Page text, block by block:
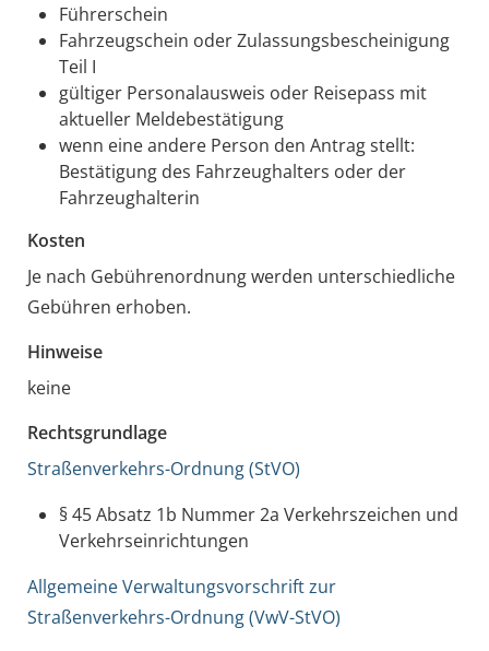
Führerschein
Fahrzeugschein oder Zulassungsbescheinigung
Teil I
gültiger Personalausweis oder Reisepass mit
aktueller Meldebestätigung
wenn eine andere Person den Antrag stellt:
Bestätigung des Fahrzeughalters oder der
Fahrzeughalterin
Kosten
Je nach Gebührenordnung werden unterschiedliche
Gebühren erhoben.
Hinweise
keine
Rechtsgrundlage
Straßenverkehrs-Ordnung (StVO)
§ 45 Absatz 1b Nummer 2a Verkehrszeichen und
Verkehrseinrichtungen
Allgemeine Verwaltungsvorschrift zur
Straßenverkehrs-Ordnung (VwV-StVO)